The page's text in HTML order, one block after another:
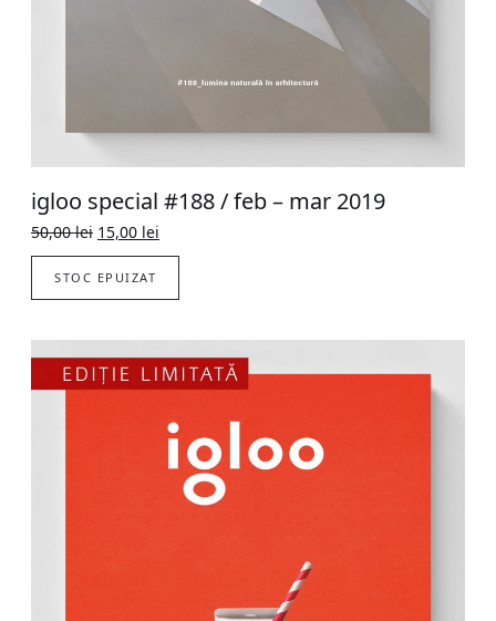
igloo special #188 / feb – mar 2019
50,00lei Original
price
was:
15,00 lei
price
STOC EPUIZAT